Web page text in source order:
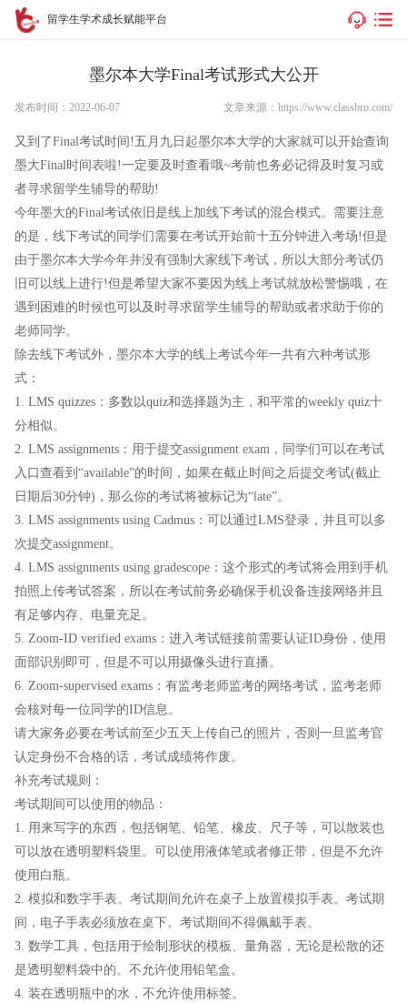
留学生学术成长赋能平台
墨尔本大学Final考试形式大公开
发布时间：2022-06-07 文章来源：https://www.classbro.com/
又到了Final考试时间!五月九日起墨尔本大学的大家就可以开始查询
墨大Final时间表啦!一定要及时查看哦~考前也务必记得及时复习或
者寻求留学生辅导的帮助!
今年墨大的Final考试依旧是线上加线下考试的混合模式。需要注意
的是，线下考试的同学们需要在考试开始前十五分钟进入考场!但是
由于墨尔本大学今年并没有强制大家线下考试，所以大部分考试仍
旧可以线上进行!但是希望大家不要因为线上考试就放松警惕哦，在
遇到困难的时候也可以及时寻求留学生辅导的帮助或者求助于你的
老师同学。
除去线下考试外，墨尔本大学的线上考试今年一共有六种考试形
式：
1. LMS quizzes：多数以quiz和选择题为主，和平常的weekly quiz十
分相似。
2. LMS assignments：用于提交assignment exam，同学们可以在考试
入口查看到“available”的时间，如果在截止时间之后提交考试(截止
日期后30分钟)，那么你的考试将被标记为“late”。
3. LMS assignments using Cadmus：可以通过LMS登录，并且可以多
次提交assignment。
4. LMS assignments using gradescope：这个形式的考试将会用到手机
拍照上传考试答案，所以在考试前务必确保手机设备连接网络并且
有足够内存、电量充足。
5. Zoom-ID verified exams：进入考试链接前需要认证ID身份，使用
面部识别即可，但是不可以用摄像头进行直播。
6. Zoom-supervised exams：有监考老师监考的网络考试，监考老师
会核对每一位同学的ID信息。
请大家务必要在考试前至少五天上传自己的照片，否则一旦监考官
认定身份不合格的话，考试成绩将作废。
补充考试规则：
考试期间可以使用的物品：
1. 用来写字的东西，包括钢笔、铅笔、橡皮、尺子等，可以散装也
可以放在透明塑料袋里。可以使用液体笔或者修正带，但是不允许
使用白瓶。
2. 模拟和数字手表。考试期间允许在桌子上放置模拟手表。考试期
间，电子手表必须放在桌下。考试期间不得佩戴手表。
3. 数学工具，包括用于绘制形状的模板、量角器，无论是松散的还
是透明塑料袋中的。不允许使用铅笔盒。
4. 装在透明瓶中的水，不允许使用标签。